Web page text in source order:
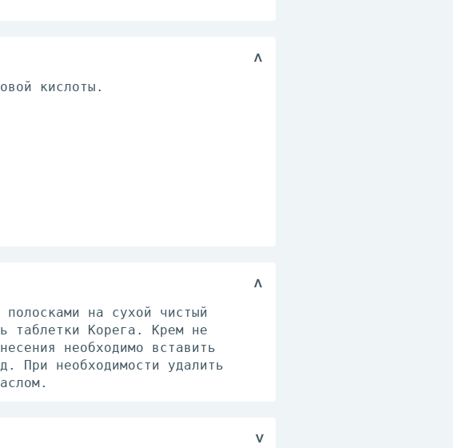
кислоты.
на сухой чистый
таблетки Корега. Крем не
необходимо вставить
При необходимости удалить